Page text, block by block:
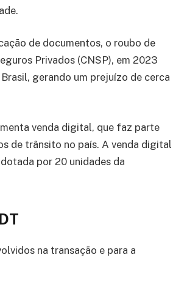
de documentos, o roubo de
Privados (CNSP), em 2023
gerando um prejuízo de cerca
venda digital, que faz parte
de trânsito no país. A venda digital
por 20 unidades da
na transação e para a